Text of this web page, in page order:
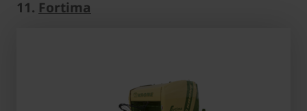
11. Fortima